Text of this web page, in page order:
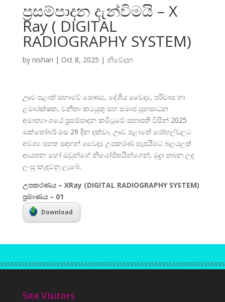
ප්‍රසම්පාදන දැන්විමයි – X
Ray ( DIGITAL
RADIOGRAPHY SYSTEM)
by nishan | Oct 8, 2025 | නිවේදන
ඌව පළාත් සභාවේ සෞඛ්‍ය, දේශීය වෛද්‍ය, පරිවාස හා
ළමාරක්ෂක, වනිතා කටයුතු සහ සමාජ සුභසාධන
අමාත්‍යාංශ‍යේ ප්‍රසම්පාදන කමිටුවේ සභාපති විසින් 2025
ඔක්තෝබර් මස 29 දින දක්වා, ඌව පළාතේ රෝහල්වලට
අවශ්‍ය පහත සඳහන් වෛද්‍ය උපකරණ සැපයීමට බලයලත්
ආයතන හෝ ඔවුන්ගේ නියෝජිතයින්ගෙන්, මුද්‍රා තබන ලද
ලංසු කැඳවනු ලැබේ.
උපකරණය – XRay (DIGITAL RADIOGRAPHY SYSTEM)
ප්‍රමාණය – 01
Download
Site Visitors